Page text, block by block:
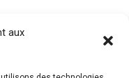
aux
nouvelle
une nouvelle
dans une
scolaire de la